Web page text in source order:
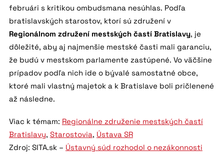
februári s kritikou ombudsmana nesúhlas. Podľa
bratislavských starostov, ktorí sú združení v
Regionálnom združení mestských častí Bratislavy, je
dôležité, aby aj najmenšie mestské časti mali garanciu,
že budú v mestskom parlamente zastúpené. Vo väčšine
prípadov podľa nich ide o bývalé samostatné obce,
ktoré mali vlastný majetok a k Bratislave boli pričlenené
až následne.
Viac k témam: Regionálne združenie mestských častí
Bratislavy, Starostovia, Ústava SR
Zdroj: SITA.sk – Ústavný súd rozhodol o nezákonnosti